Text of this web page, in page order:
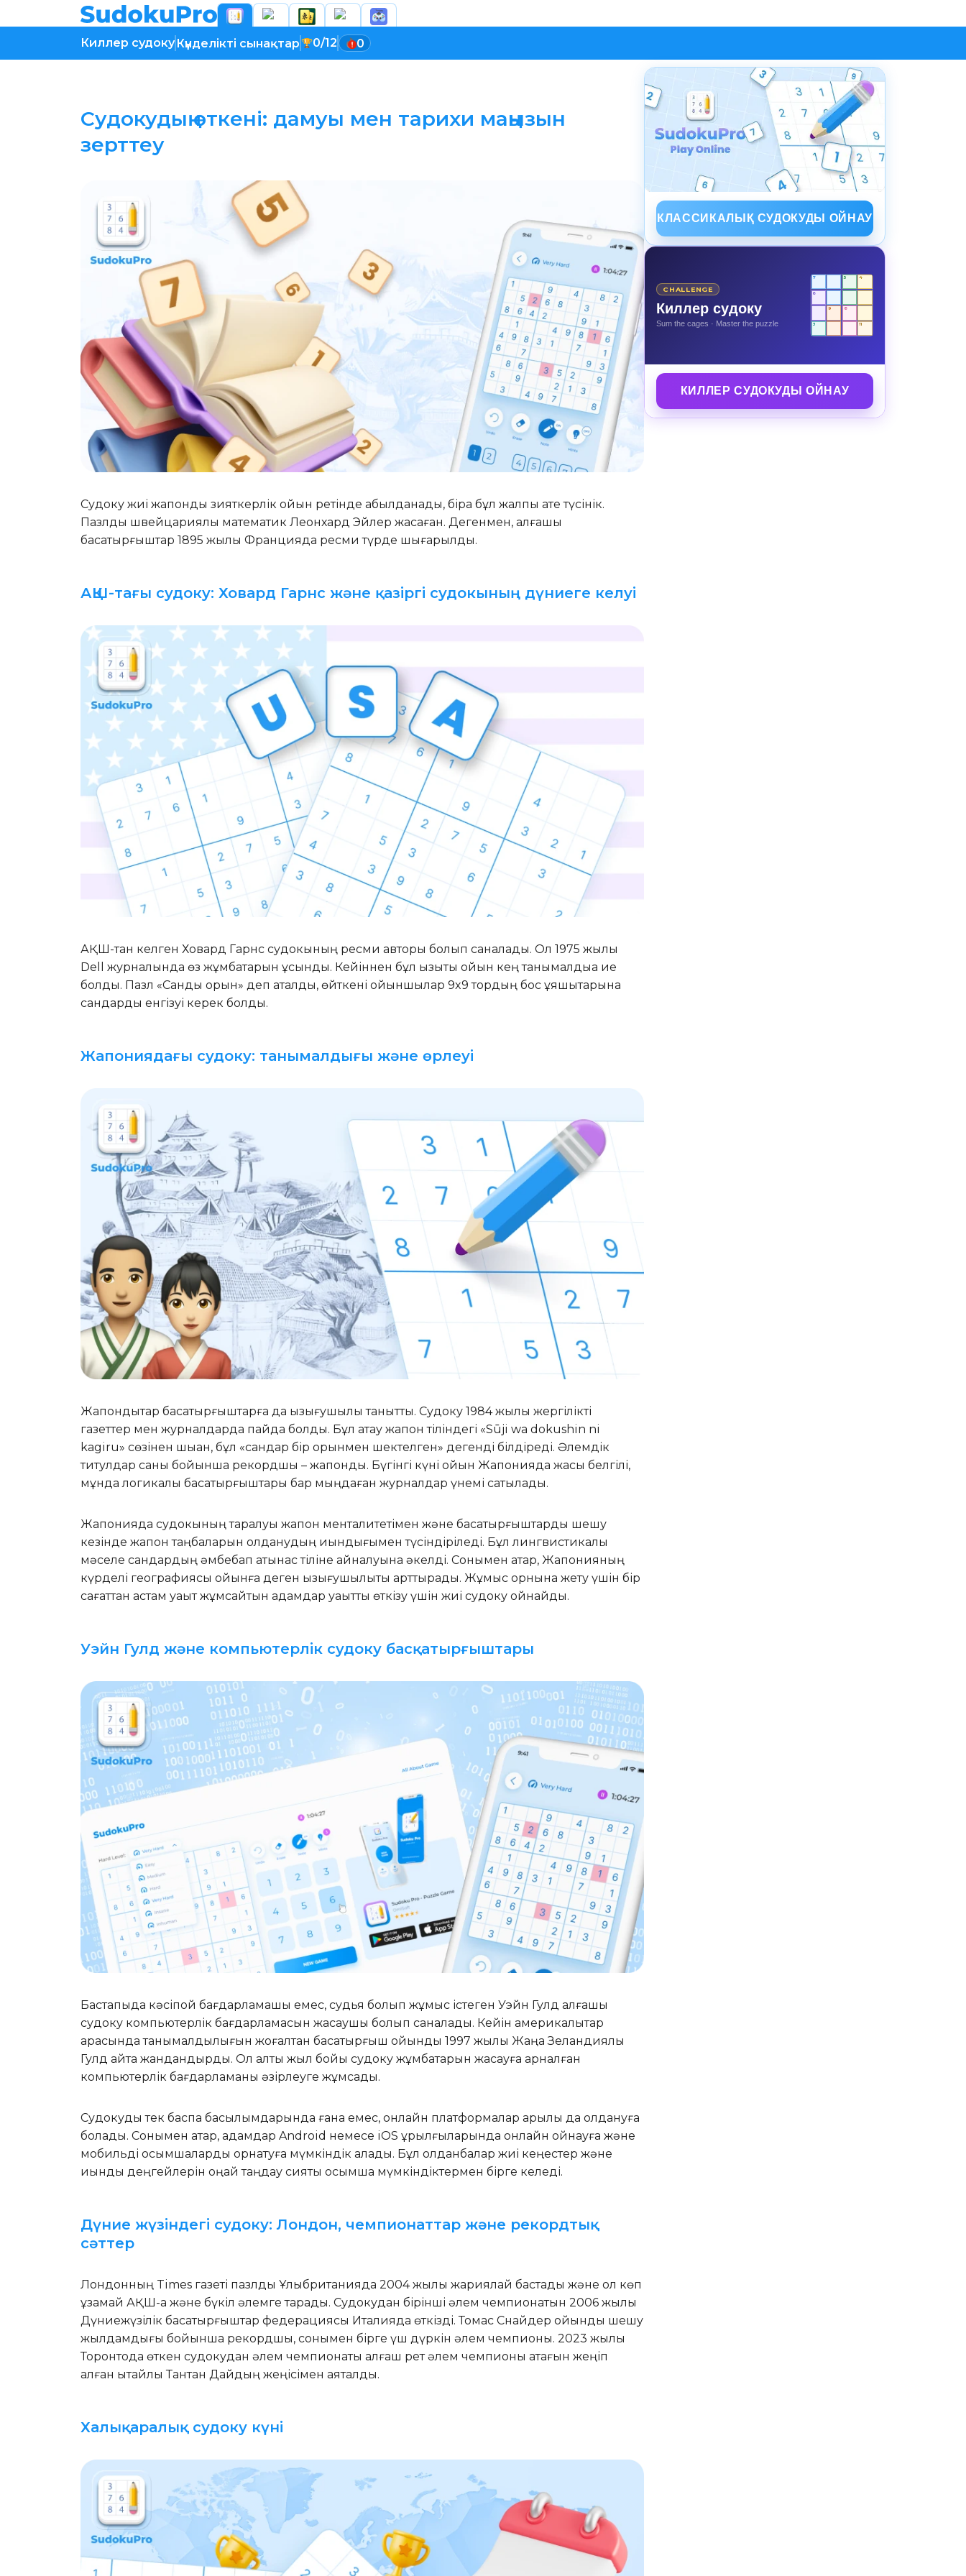
Киллер судоку Күнделікті сынақтар 0/12 0
Судокудың өткені: дамуы мен тарихи маңызын
зерттеу
Судоку жиі жапондық зияткерлік ойын ретінде қабылданады, бірақ бұл жалпы қате түсінік.
Пазлды швейцариялық математик Леонхард Эйлер жасаған. Дегенмен, алғашқы
басқатырғыштар 1895 жылы Францияда ресми түрде шығарылды.
АҚШ-тағы судоку: Ховард Гарнс және қазіргі судокының дүниеге келуі
АҚШ-тан келген Ховард Гарнс судокының ресми авторы болып саналады. Ол 1975 жылы
Dell журналында өз жұмбақтарын ұсынды. Кейіннен бұл қызықты ойын кең танымалдыққа ие
болды. Пазл «Сандық орын» деп аталды, өйткені ойыншылар 9x9 тордың бос ұяшықтарына
сандарды енгізуі керек болды.
Жапониядағы судоку: танымалдығы және өрлеуі
Жапондықтар басқатырғыштарға да қызығушылық танытты. Судоку 1984 жылы жергілікті
газеттер мен журналдарда пайда болды. Бұл атау жапон тіліндегі «Sūji wa dokushin ni
kagiru» сөзінен шыққан, бұл «сандар бір орынмен шектелген» дегенді білдіреді. Әлемдік
титулдар саны бойынша рекордшы – жапондық. Бүгінгі күні ойын Жапонияда жақсы белгілі,
мұнда логикалық басқатырғыштары бар мыңдаған журналдар үнемі сатылады.
Жапонияда судокының таралуы жапон менталитетімен және басқатырғыштарды шешу
кезінде жапон таңбаларын қолданудың қиындығымен түсіндіріледі. Бұл лингвистикалық
мәселе сандардың әмбебап қатынас тіліне айналуына әкелді. Сонымен қатар, Жапонияның
күрделі географиясы ойынға деген қызығушылықты арттырады. Жұмыс орнына жету үшін бір
сағаттан астам уақыт жұмсайтын адамдар уақытты өткізу үшін жиі судоку ойнайды.
Уэйн Гулд және компьютерлік судоку басқатырғыштары
Бастапқыда кәсіпқой бағдарламашы емес, судья болып жұмыс істеген Уэйн Гулд алғашқы
судоку компьютерлік бағдарламасын жасаушы болып саналады. Кейін америкалықтар
арасында танымалдылығын жоғалтқан басқатырғыш ойынды 1997 жылы Жаңа Зеландиялық
Гулд қайта жандандырды. Ол алты жыл бойы судоку жұмбақтарын жасауға арналған
компьютерлік бағдарламаны әзірлеуге жұмсады.
Судокуды тек баспа басылымдарында ғана емес, онлайн платформалар арқылы да қолдануға
болады. Сонымен қатар, адамдар Android немесе iOS құрылғыларында онлайн ойнауға және
мобильді қосымшаларды орнатуға мүмкіндік алады. Бұл қолданбалар жиі кеңестер және
қиындық деңгейлерін оңай таңдау сияқты қосымша мүмкіндіктермен бірге келеді.
Дүние жүзіндегі судоку: Лондон, чемпионаттар және рекордтық
сәттер
Лондонның Times газеті пазлды Ұлыбританияда 2004 жылы жариялай бастады және ол көп
ұзамай АҚШ-қа және бүкіл әлемге тарады. Судокудан бірінші әлем чемпионатын 2006 жылы
Дүниежүзілік басқатырғыштар федерациясы Италияда өткізді. Томас Снайдер ойынды шешу
жылдамдығы бойынша рекордшы, сонымен бірге үш дүркін әлем чемпионы. 2023 жылы
Торонтода өткен судокудан әлем чемпионаты алғаш рет әлем чемпионы атағын жеңіп
алған қытайлық Тантан Дайдың жеңісімен аяқталды.
Халықаралық судоку күні
КЛАССИКАЛЫҚ СУДОКУДЫ ОЙНАУ
CHALLENGE
Киллер судоку
Sum the cages · Master the puzzle
7 5 4
6
9 8
3 11
КИЛЛЕР СУДОКУДЫ ОЙНАУ